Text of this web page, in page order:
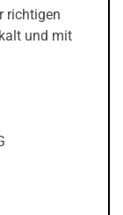
richtigen
und mit